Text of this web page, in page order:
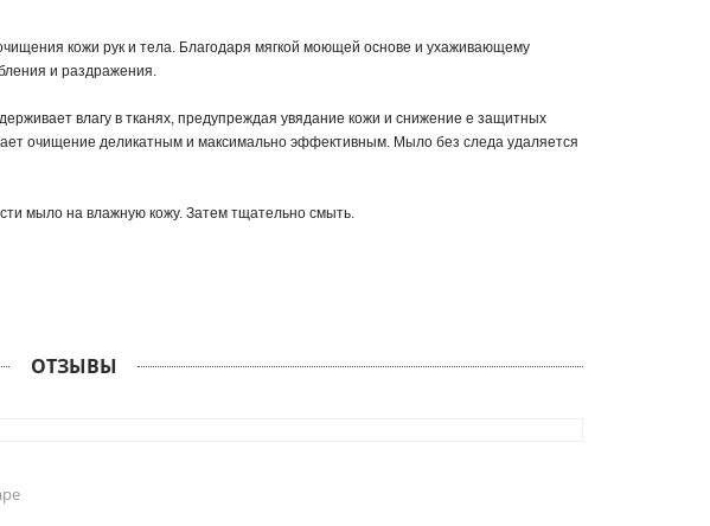
кожи рук и тела. Благодаря мягкой моющей основе и ухаживающему
и раздражения.
влагу в тканях, предупреждая увядание кожи и снижение е защитных
очищение деликатным и максимально эффективным. Мыло без следа удаляется
мыло на влажную кожу. Затем тщательно смыть.
ОТЗЫВЫ